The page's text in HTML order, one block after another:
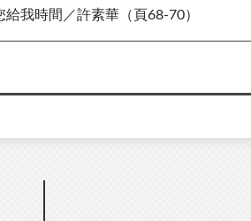
我時間／許素華（頁68-70）